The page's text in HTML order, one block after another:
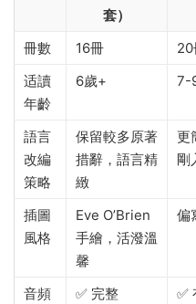
套）
冊數 16冊
适讀
年齡
6歲+ 7-
語言
改編
策略
保留較多原著
措辭，語言精
緻
更
剛
插圖
風格
Eve O’Brien
手繪，活潑溫
馨
偏
音頻
✅ 完整
✅